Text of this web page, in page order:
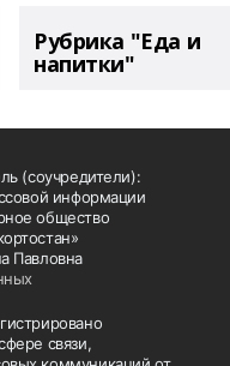
Рубрика "Еда и
напитки"
(соучредители):
информации
общество
Павловна
связи,